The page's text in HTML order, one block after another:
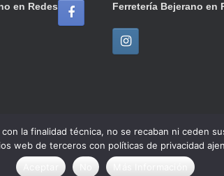
en Redes Ferretería Bejerano en
Ferretería / Azulejos Bejerano SiteOrigin
la finalidad técnica, no se recaban ni ceden
web de terceros con políticas de privacidad